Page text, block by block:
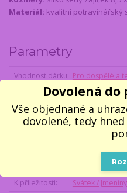
Materiál: kvalitní potravinářský
Parametry
Vhodnost dárku
Pro dospělé a
Příjemce dárku
Unisex (muži i
Styl dárku
Originální /
Káva a čaj
K příležitosti
Svátek / Jmeniny
Dovolená do
Vše objednané a
dovolené, tedy